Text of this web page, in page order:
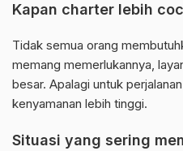
Kapan charter lebih
Tidak semua orang
memang memerlukannya,
besar. Apalagi untuk
kenyamanan lebih tinggi.
Situasi yang sering